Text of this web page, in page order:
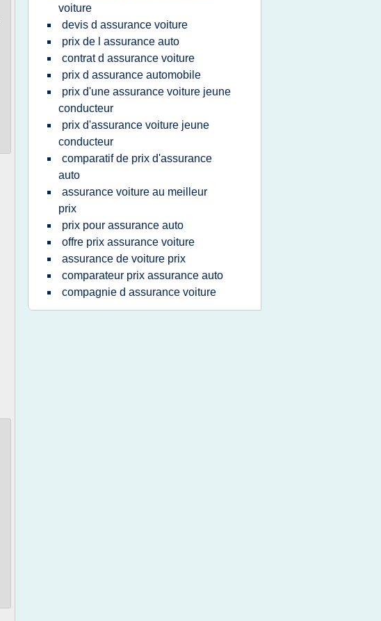
voiture
devis d assurance voiture
prix de l assurance auto
contrat d assurance voiture
prix d assurance automobile
prix d'une assurance voiture jeune
conducteur
prix d'assurance voiture jeune
conducteur
comparatif de prix d'assurance
auto
assurance voiture au meilleur
prix
prix pour assurance auto
offre prix assurance voiture
assurance de voiture prix
comparateur prix assurance auto
compagnie d assurance voiture